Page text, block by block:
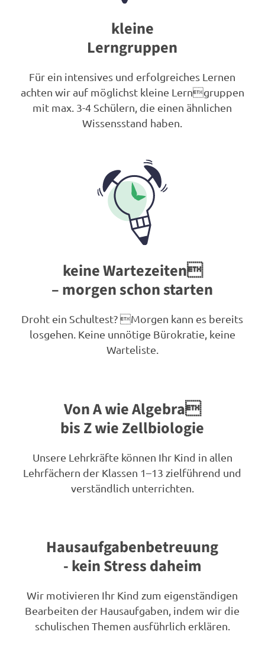
kleine
Lerngruppen
Für ein intensives und erfolgreiches Lernen
achten wir auf möglichst kleine Lerngruppen
mit max. 3-4 Schülern, die einen ähnlichen
Wissensstand haben.
keine Wartezeiten
– morgen schon starten
Droht ein Schultest? Morgen kann es bereits
losgehen. Keine unnötige Bürokratie, keine
Warteliste.
Von A wie Algebra
bis Z wie Zellbiologie
Unsere Lehrkräfte können Ihr Kind in allen
Lehrfächern der Klassen 1–13 zielführend und
verständlich unterrichten.
Hausaufgabenbetreuung
- kein Stress daheim
Wir motivieren Ihr Kind zum eigenständigen
Bearbeiten der Hausaufgaben, indem wir die
schulischen Themen ausführlich erklären.